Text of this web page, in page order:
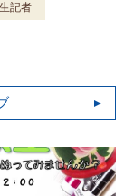
記者